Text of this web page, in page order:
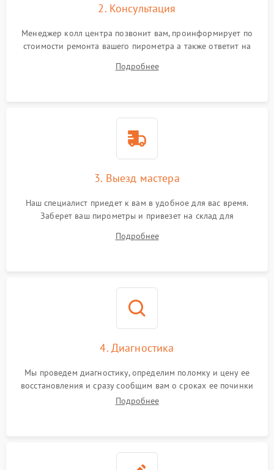
2. Консультация
Менеджер колл центра позвонит вам, проинформирует по
стоимости ремонта вашего пирометра а также ответит на
Подробнее
3. Выезд мастера
Наш специалист приедет к вам в удобное для вас время.
Заберет ваш пирометры и привезет на склад для
Подробнее
4. Диагностика
Мы проведем диагностику, определим поломку и цену ее
восстановления и сразу сообщим вам о сроках ее починки
Подробнее